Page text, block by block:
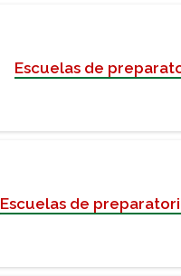
Escuelas de
Escuelas de